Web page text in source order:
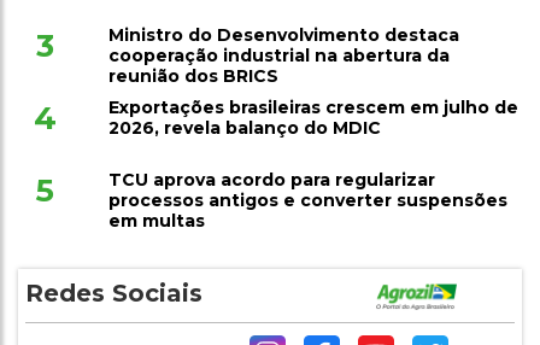
3
Ministro do Desenvolvimento destaca
cooperação industrial na abertura da
reunião dos BRICS
4
Exportações brasileiras crescem em julho de
2026, revela balanço do MDIC
5
TCU aprova acordo para regularizar
processos antigos e converter suspensões
em multas
Redes Sociais